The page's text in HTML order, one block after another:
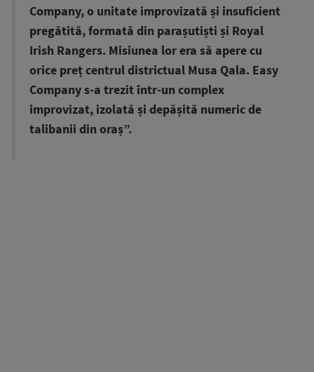
Company, o unitate improvizată și insuficient
pregătită, formată din parașutiști și Royal
Irish Rangers. Misiunea lor era să apere cu
orice preț centrul districtual Musa Qala. Easy
Company s-a trezit într-un complex
improvizat, izolată și depășită numeric de
talibanii din oraș”.